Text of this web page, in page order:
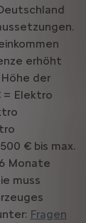
erhöht
der
= Elektro
€ bis max.
Monate
muss
Fragen